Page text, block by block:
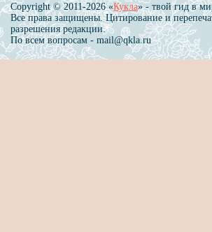
Copyright © 2011-2026 «Кукла» - твой гид в
Все права защищены. Цитирование и
разрешения редакции.
По всем вопросам - mail@qkla.ru